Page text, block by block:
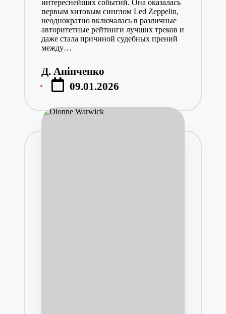
интереснейших событий. Она оказалась
первым хитовым синглом Led Zeppelin,
неоднократно включалась в различные
авторитетные рейтинги лучших треков и
даже стала причиной судебных прений
между…
Posted
by
Д. Аніпченко
09.01.2026